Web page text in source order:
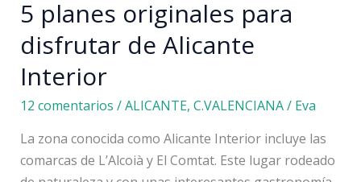
5 planes originales para
disfrutar de Alicante
Interior
12 comentarios /ALICANTE, C.VALENCIANA/ Eva
La zona conocida como Alicante Interior incluye las
comarcas de L’Alcoià y El Comtat. Este lugar rodeado